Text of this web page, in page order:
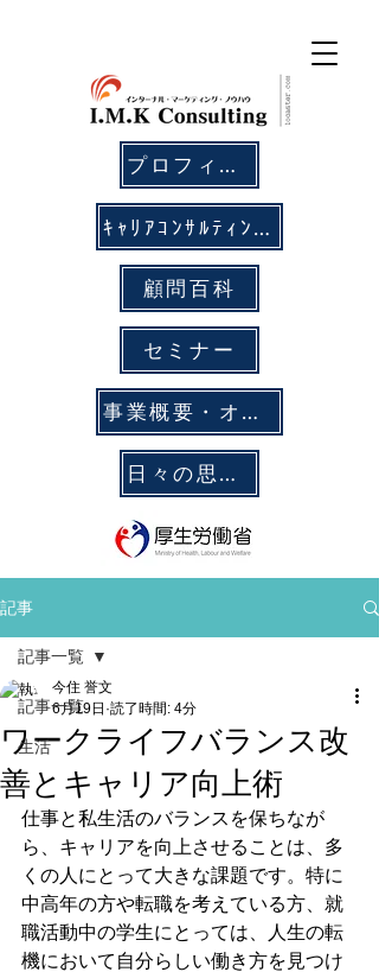
プロフィール
ｷｬﾘｱｺﾝｻﾙﾃｨﾝｸﾞ
顧問百科
セミナー
事業概要・オフィス拠点
日々の思考メモ
記事
記事一覧
生活
記事一覧
ワークライフバランス改
善とキャリア向上術
今住 誉文
6月19日 読了時間: 4分
仕事と私生活のバランスを保ちなが
ら、キャリアを向上させることは、多
くの人にとって大きな課題です。特に
中高年の方や転職を考えている方、就
職活動中の学生にとっては、人生の転
機において自分らしい働き方を見つけ